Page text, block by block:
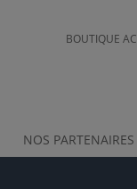
BOUTIQUE
NOS PARTENAIRES